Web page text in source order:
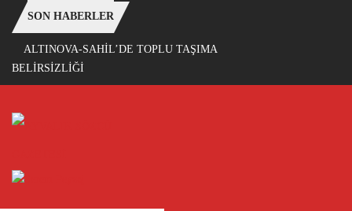
SON HABERLER
ALTINOVA-SAHİL’DE TOPLU TAŞIMA
BELİRSİZLİĞİ